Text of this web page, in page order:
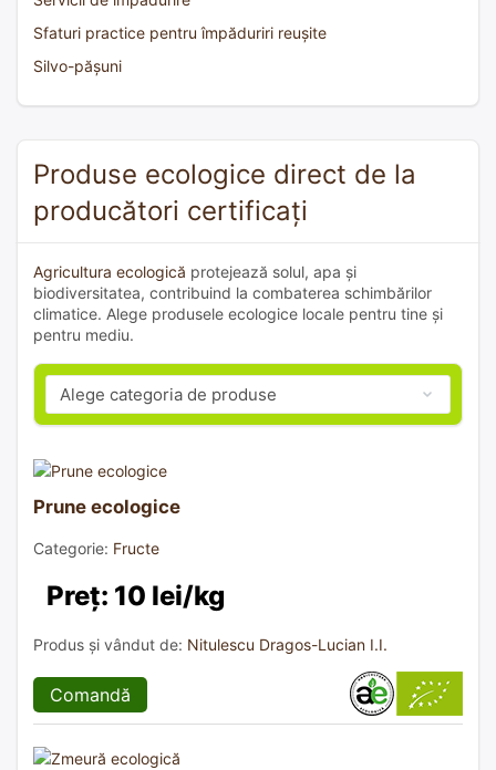
Sfaturi practice pentru împăduriri reușite
Silvo-pășuni
Produse ecologice direct de la
producători certificați
Agricultura ecologică protejează solul, apa și
biodiversitatea, contribuind la combaterea schimbărilor
climatice. Alege produsele ecologice locale pentru tine și
pentru mediu.
Prune ecologice
Categorie: Fructe
Preț: 10 lei/kg
Produs și vândut de: Nitulescu Dragos-Lucian I.I.
Comandă